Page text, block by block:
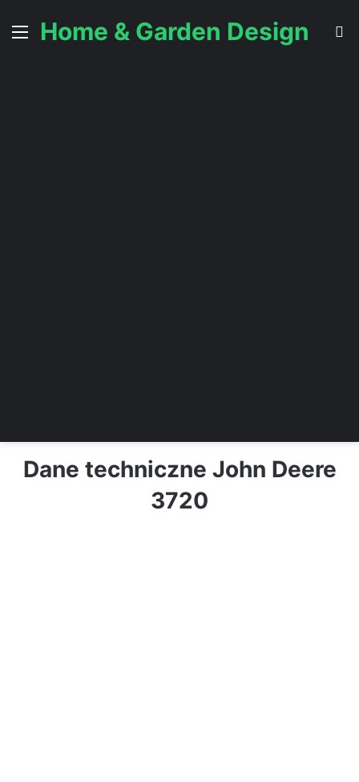
Menu
Home & Garden Design
Dane techniczne John Deere
3720